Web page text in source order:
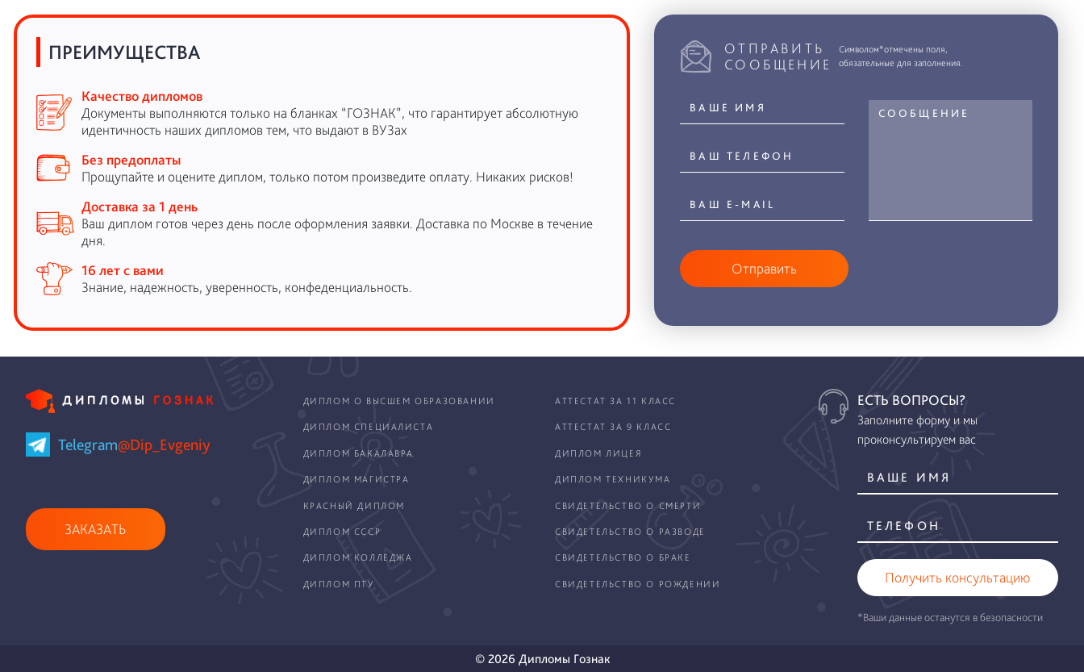
ПРЕИМУЩЕСТВА
Качество дипломов
Документы выполняются только на бланках “ГОЗНАК”, что гарантирует абсолютную
идентичность наших дипломов тем, что выдают в ВУЗах
Без предоплаты
Прощупайте и оцените диплом, только потом произведите оплату. Никаких рисков!
Доставка за 1 день
Ваш диплом готов через день после оформления заявки. Доставка по Москве в течение
дня.
16 лет с вами
Знание, надежность, уверенность, конфеденциальность.
ОТПРАВИТЬ
СООБЩЕНИЕ
Символом*отмечены поля,
обязательные для заполнения.
Отправить
Telegram@Dip_Evgeniy
ЗАКАЗАТЬ
ДИПЛОМ О ВЫСШЕМ ОБРАЗОВАНИИ АТТЕСТАТ ЗА 11 КЛАСС
ДИПЛОМ СПЕЦИАЛИСТА АТТЕСТАТ ЗА 9 КЛАСС
ДИПЛОМ БАКАЛАВРА ДИПЛОМ ЛИЦЕЯ
ДИПЛОМ МАГИСТРА ДИПЛОМ ТЕХНИКУМА
КРАСНЫЙ ДИПЛОМ СВИДЕТЕЛЬСТВО О СМЕРТИ
ДИПЛОМ СССР СВИДЕТЕЛЬСТВО О РАЗВОДЕ
ДИПЛОМ КОЛЛЕДЖА СВИДЕТЕЛЬСТВО О БРАКЕ
ДИПЛОМ ПТУ СВИДЕТЕЛЬСТВО О РОЖДЕНИИ
ЕСТЬ ВОПРОСЫ?
Заполните форму и мы
проконсультируем вас
Получить консультацию
*Ваши данные останутся в безопасности
© 2026 Дипломы Гознак